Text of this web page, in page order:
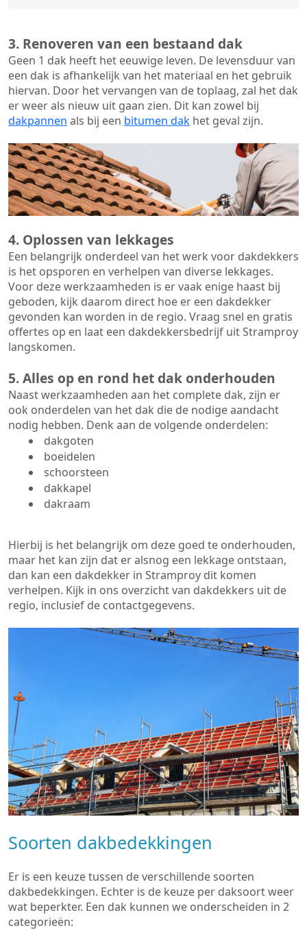
3. Renoveren van een bestaand dak
Geen 1 dak heeft het eeuwige leven. De levensduur van
een dak is afhankelijk van het materiaal en het gebruik
hiervan. Door het vervangen van de toplaag, zal het dak
er weer als nieuw uit gaan zien. Dit kan zowel bij
dakpannen als bij een bitumen dak het geval zijn.
4. Oplossen van lekkages
Een belangrijk onderdeel van het werk voor dakdekkers
is het opsporen en verhelpen van diverse lekkages.
Voor deze werkzaamheden is er vaak enige haast bij
geboden, kijk daarom direct hoe er een dakdekker
gevonden kan worden in de regio. Vraag snel en gratis
offertes op en laat een dakdekkersbedrijf uit Stramproy
langskomen.
5. Alles op en rond het dak onderhouden
Naast werkzaamheden aan het complete dak, zijn er
ook onderdelen van het dak die de nodige aandacht
nodig hebben. Denk aan de volgende onderdelen:
dakgoten
boeidelen
schoorsteen
dakkapel
dakraam
Hierbij is het belangrijk om deze goed te onderhouden,
maar het kan zijn dat er alsnog een lekkage ontstaan,
dan kan een dakdekker in Stramproy dit komen
verhelpen. Kijk in ons overzicht van dakdekkers uit de
regio, inclusief de contactgegevens.
Soorten dakbedekkingen
Er is een keuze tussen de verschillende soorten
dakbedekkingen. Echter is de keuze per daksoort weer
wat beperkter. Een dak kunnen we onderscheiden in 2
categorieën: